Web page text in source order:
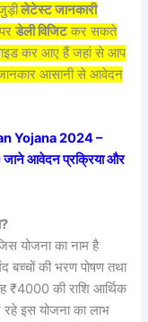
लेटेस्ट जानकारी
परडेली विजिटकर सकते
कर आए हैं जहां से आप
आसानी से आवेदन
Yojana 2024 –
जाने आवेदन प्रक्रिया और
योजना का नाम है
बच्चों की भरण पोषण तथा
₹4000 की राशि आर्थिक
रहे इस योजना का लाभ